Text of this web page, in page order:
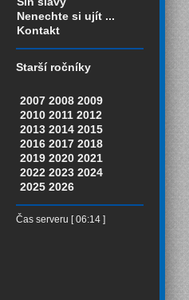
Nenechte si ujít ...
Kontakt
Starší ročníky
2007 2008 2009
2010 2011 2012
2013 2014 2015
2016 2017 2018
2019 2020 2021
2022 2023 2024
2025 2026
Čas serveru [ 06:14 ]